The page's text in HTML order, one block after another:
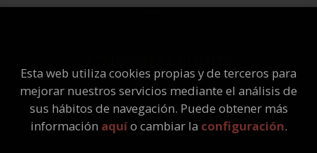
Política de Cookies
Quiénes somos
Pedidos especiales
Esta web utiliza cookies propias y de terceros para
mejorar nuestros servicios mediante el análisis de
sus hábitos de navegación. Puede obtener más
información aquío cambiar la configuración.